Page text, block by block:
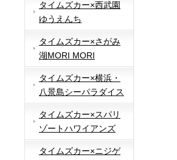
タイムズカー×西武園
ゆうえんち
タイムズカー×さがみ
湖MORI MORI
タイムズカー×横浜・
八景島シーパラダイス
タイムズカー×スパリ
ゾートハワイアンズ
タイムズカー×ニジゲ